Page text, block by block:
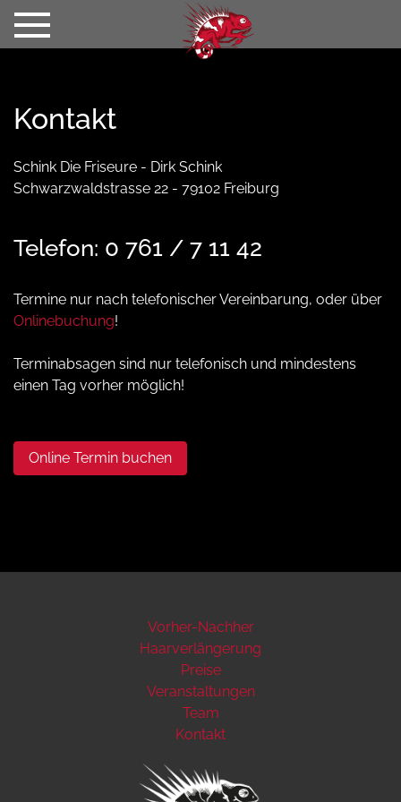
VORHER-NACHHER
HAARVERLÄNGERUNG
Kontakt
Schink Die Friseure - Dirk Schink
Schwarzwaldstrasse 22 - 79102 Freiburg
Telefon: 0 761 / 7 11 42
Termine nur nach telefonischer Vereinbarung, oder über
Onlinebuchung!
Terminabsagen sind nur telefonisch und mindestens
einen Tag vorher möglich!
Online Termin buchen
Vorher-Nachher
Haarverlängerung
Preise
Veranstaltungen
Team
Kontakt